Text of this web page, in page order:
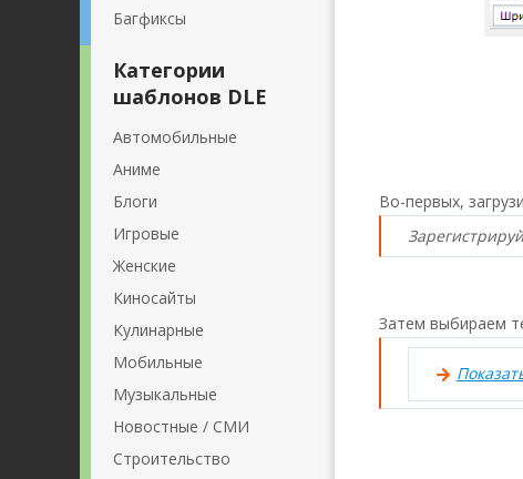
Во-первых,
Затем выбираем
Багфиксы
Категории
шаблонов DLE
Автомобильные
Аниме
Блоги
Игровые
Женские
Киносайты
Кулинарные
Мобильные
Музыкальные
Новостные / СМИ
Строительство